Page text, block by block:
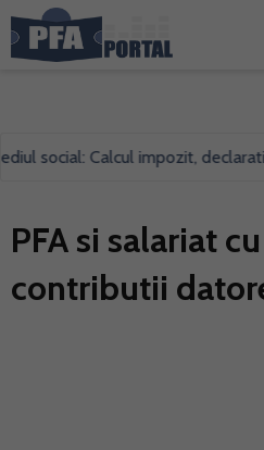
social: Calcul impozit, declaratii
PFA si salariat
contributii